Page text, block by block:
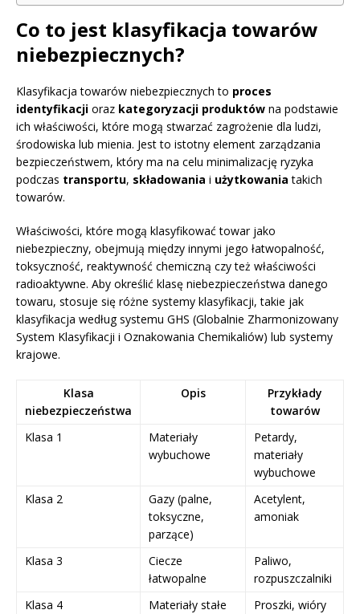
Co to jest klasyfikacja towarów
niebezpiecznych?
Klasyfikacja towarów niebezpiecznych to proces
identyfikacji oraz kategoryzacji produktów na podstawie
ich właściwości, które mogą stwarzać zagrożenie dla ludzi,
środowiska lub mienia. Jest to istotny element zarządzania
bezpieczeństwem, który ma na celu minimalizację ryzyka
podczas transportu, składowania i użytkowania takich
towarów.
Właściwości, które mogą klasyfikować towar jako
niebezpieczny, obejmują między innymi jego łatwopalność,
toksyczność, reaktywność chemiczną czy też właściwości
radioaktywne. Aby określić klasę niebezpieczeństwa danego
towaru, stosuje się różne systemy klasyfikacji, takie jak
klasyfikacja według systemu GHS (Globalnie Zharmonizowany
System Klasyfikacji i Oznakowania Chemikaliów) lub systemy
krajowe.
Klasa
niebezpieczeństwa
Opis
Przykłady
towarów
Klasa 1
Materiały
wybuchowe
Petardy,
materiały
wybuchowe
Klasa 2
Gazy (palne,
toksyczne,
parzące)
Acetylent,
amoniak
Klasa 3
Ciecze
łatwopalne
Paliwo,
rozpuszczalniki
Klasa 4
Materiały stałe
Proszki, wióry